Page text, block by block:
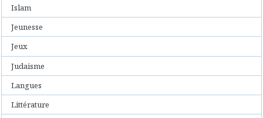
Islam
Jeunesse
Jeux
Judaisme
Langues
Littérature